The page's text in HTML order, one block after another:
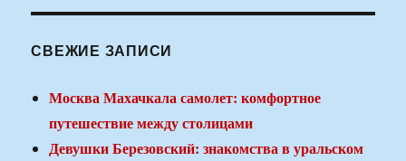
СВЕЖИЕ ЗАПИСИ
Москва Махачкала самолет: комфортное
путешествие между столицами
Девушки Березовский: знакомства в уральском